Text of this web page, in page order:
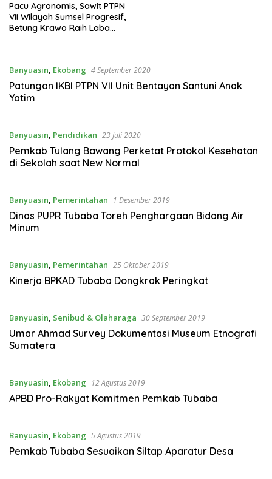
Pacu Agronomis, Sawit PTPN
VII Wilayah Sumsel Progresif,
Betung Krawo Raih Laba
Banyuasin, Ekobang 4 September 2020
Patungan IKBI PTPN VII Unit Bentayan Santuni Anak
Yatim
Banyuasin, Pendidikan 23 Juli 2020
Pemkab Tulang Bawang Perketat Protokol Kesehatan
di Sekolah saat New Normal
Banyuasin, Pemerintahan 1 Desember 2019
Dinas PUPR Tubaba Toreh Penghargaan Bidang Air
Minum
Banyuasin, Pemerintahan 25 Oktober 2019
Kinerja BPKAD Tubaba Dongkrak Peringkat
Banyuasin, Senibud & Olaharaga 30 September 2019
Umar Ahmad Survey Dokumentasi Museum Etnografi
Sumatera
Banyuasin, Ekobang 12 Agustus 2019
APBD Pro-Rakyat Komitmen Pemkab Tubaba
Banyuasin, Ekobang 5 Agustus 2019
Pemkab Tubaba Sesuaikan Siltap Aparatur Desa